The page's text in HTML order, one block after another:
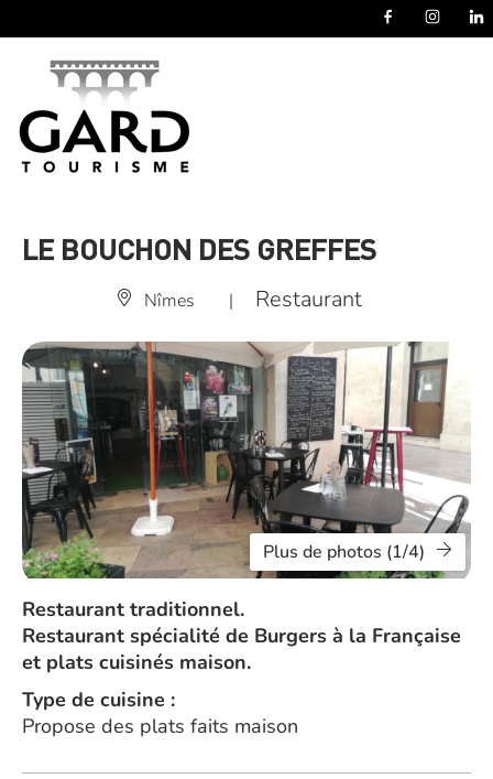
LE BOUCHON DES GREFFES
Nîmes | Restaurant
Plus de photos (1/4)
Restaurant traditionnel.
Restaurant spécialité de Burgers à la Française
et plats cuisinés maison.
Type de cuisine :
Propose des plats faits maison